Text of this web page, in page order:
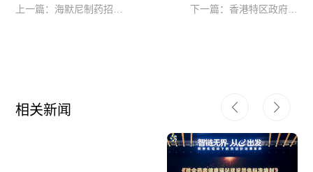
上一篇：海默尼制药招标
下一篇：香港特区政府投
相关新闻